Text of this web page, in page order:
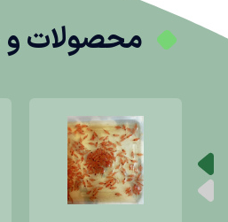
محصولات